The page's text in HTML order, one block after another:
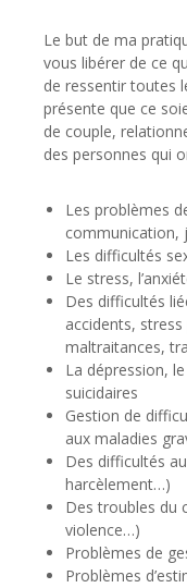
Le but de ma
vous libérer de ce
de ressentir toutes
présente que ce
de couple,
des personnes qui
Les problèmes
communication,
Les difficultés
Le stress,
Des difficultés
accidents,
maltraitances,
La dépression,
suicidaires
Gestion de
aux maladies
Des difficultés
harcèlement…)
Des troubles du
violence…)
Problèmes de
Problèmes